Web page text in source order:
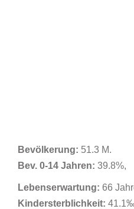
Bevölkerung: 51.3 M.
Bev. 0-14 Jahren: 39.8%,
Lebenserwartung: 66
Kindersterblichkeit: